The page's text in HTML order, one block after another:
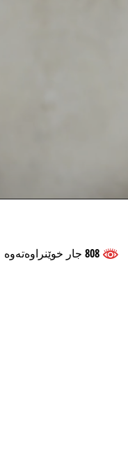
808 جار خوێنراوه‌ته‌وه